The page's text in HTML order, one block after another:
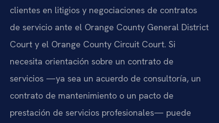
clientes en litigios y negociaciones de contratos
de servicio ante el Orange County General District
Court y el Orange County Circuit Court. Si
necesita orientación sobre un contrato de
servicios —ya sea un acuerdo de consultoría, un
contrato de mantenimiento o un pacto de
prestación de servicios profesionales— puede